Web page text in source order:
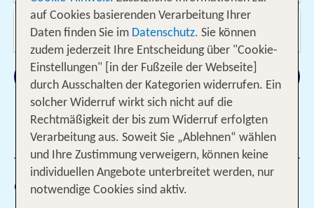
Wer reist mit?
2 Erwachsene
Suchen
1 Filter hinzugefügt
Gewählte Filter: Cesme
auf Cookies basierenden Verarbeitung Ihrer
Daten finden Sie im Datenschutz. Sie können
zudem jederzeit Ihre Entscheidung über "Cookie-
Einstellungen" [in der Fußzeile der Webseite]
durch Ausschalten der Kategorien widerrufen. Ein
solcher Widerruf wirkt sich nicht auf die
Rechtmäßigkeit der bis zum Widerruf erfolgten
Verarbeitung aus. Soweit Sie „Ablehnen“ wählen
und Ihre Zustimmung verweigern, können keine
individuellen Angebote unterbreitet werden, nur
notwendige Cookies sind aktiv.